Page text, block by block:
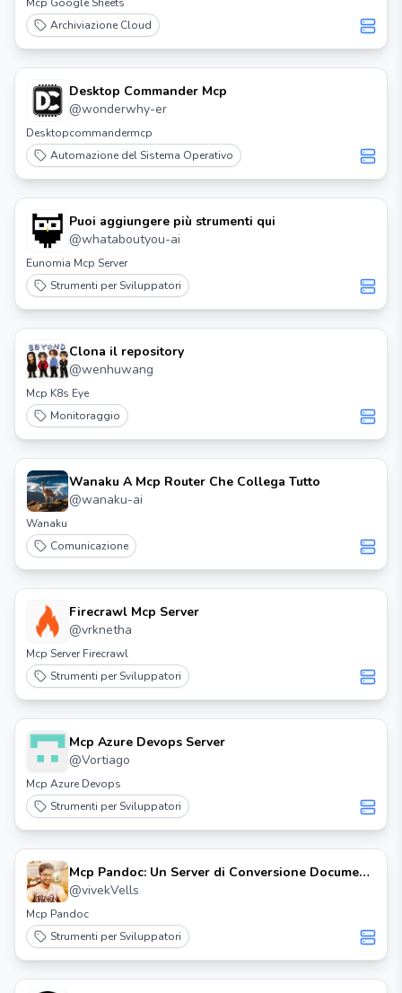
Archiviazione Cloud
Desktop Commander Mcp
@wonderwhy-er
Desktopcommandermcp
Automazione del Sistema Operativo
Puoi aggiungere più strumenti qui
@whataboutyou-ai
Eunomia Mcp Server
Strumenti per Sviluppatori
Clona il repository
@wenhuwang
Mcp K8s Eye
Monitoraggio
Wanaku A Mcp Router Che Collega Tutto
@wanaku-ai
Wanaku
Comunicazione
Firecrawl Mcp Server
@vrknetha
Mcp Server Firecrawl
Strumenti per Sviluppatori
Mcp Azure Devops Server
@Vortiago
Mcp Azure Devops
Strumenti per Sviluppatori
Mcp Pandoc: Un Server di Conversione Documenti
Mcp
@vivekVells
Mcp Pandoc
Strumenti per Sviluppatori